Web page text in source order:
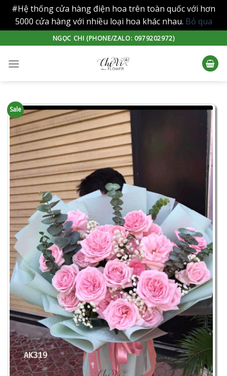
#Hệ thống cửa hàng điện hoa trên toàn quốc với hơn
5000 cửa hàng với nhiều loại hoa khác nhau. Bỏ qua
to
content
NGỌC CHI (PHONE/ZALO: 0979202972)
Sale